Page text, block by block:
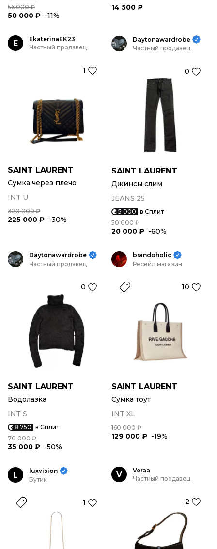
56 000 ₽
50 000 ₽ -11%
14 500 ₽
E
EkaterinaEK23
Частный продавец
1
SAINT LAURENT
Сумка через плечо
INT U
320 000 ₽
225 000 ₽ -30%
Daytonawardrobe
Частный продавец
0
SAINT LAURENT
Джинсы слим
JEANS 25
5 000 в Сплит
50 000 ₽
20 000 ₽ -60%
Daytonawardrobe
Частный продавец
0
SAINT LAURENT
Водолазка
INT S
8 750 в Сплит
70 000 ₽
35 000 ₽ -50%
brandoholic
Ресейл магазин
10
SAINT LAURENT
Сумка тоут
INT XL
160 000 ₽
129 000 ₽ -19%
L
luxvision
Бутик
1
V
Veraa
Частный продавец
2